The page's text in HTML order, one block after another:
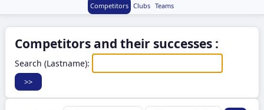
Competitors Clubs Teams
Competitors and their successes :
Search (Lastname):